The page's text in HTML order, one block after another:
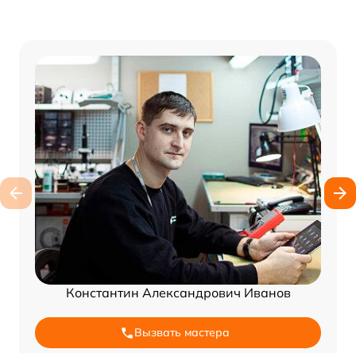
Константин Александрович Иванов
Вызвать мастера